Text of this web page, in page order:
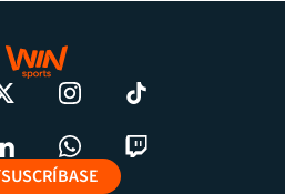
SUSCRÍBASE